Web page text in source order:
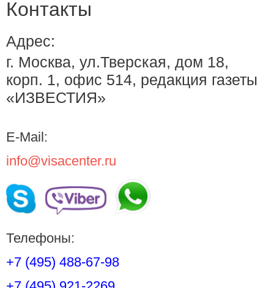
Контакты
Адрес:
г. Москва, ул.Тверская, дом 18,
корп. 1, офис 514, редакция газеты
«ИЗВЕСТИЯ»
E-Mail:
info@visacenter.ru
Телефоны:
+7 (495) 488-67-98